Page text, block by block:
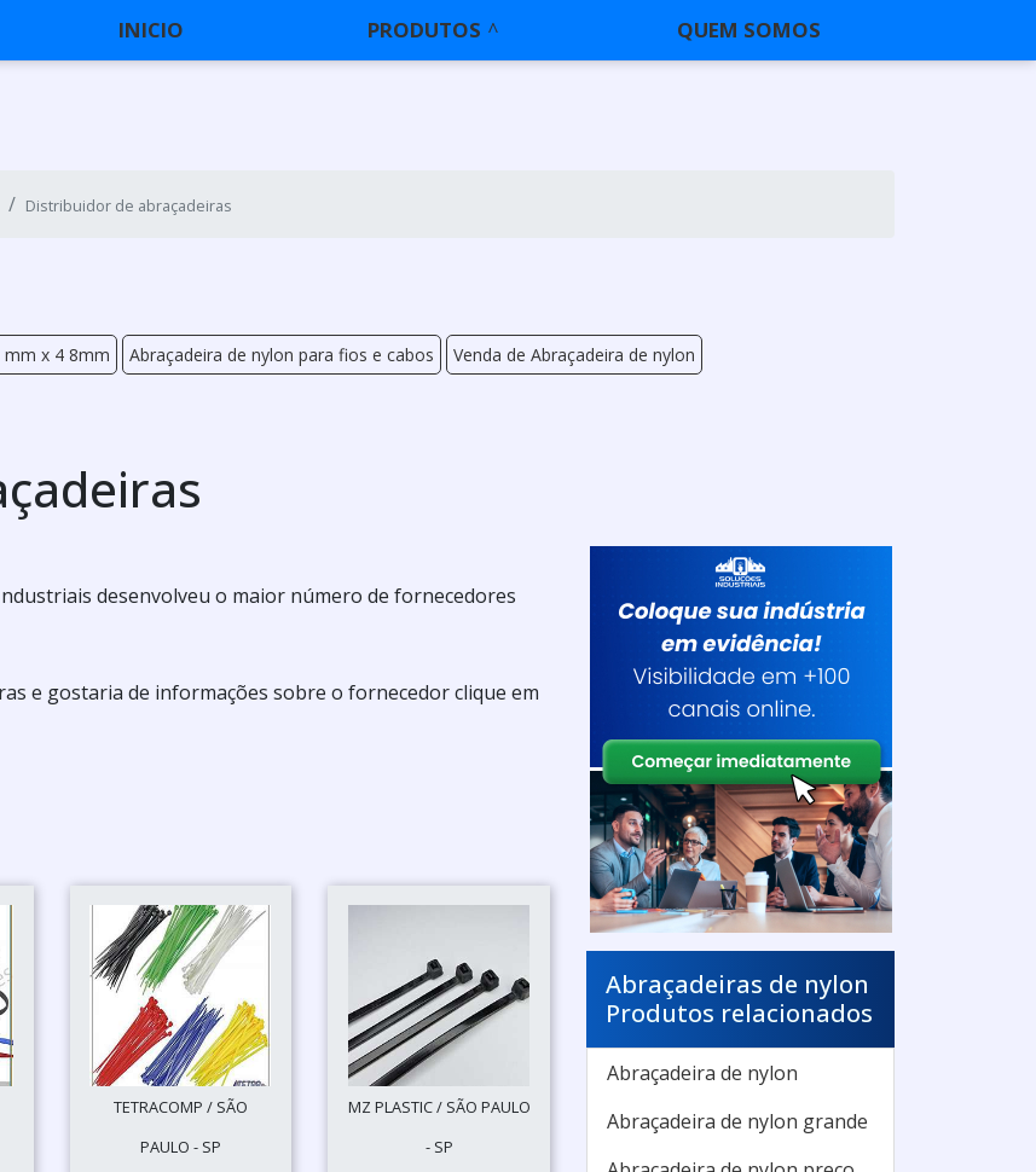
INICIO PRODUTOS QUEM SOMOS
Distribuidor de abraçadeiras
mm x 4 8mm Abraçadeira de nylon para fios e cabos
Venda de Abraçadeira de nylon
desenvolveu o maior número de fornecedores
e gostaria de informações sobre o fornecedor clique em
TETRACOMP / SÃO
PAULO - SP
MZ PLASTIC / SÃO PAULO
- SP
Abraçadeiras de nylon
Produtos relacionados
Abraçadeira de nylon
Abraçadeira de nylon grande